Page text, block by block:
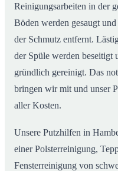
Reinigungsarbeiten in der
Böden werden gesaugt
der Schmutz entfernt.
der Spüle werden beseitigt
gründlich gereinigt. Das
bringen wir mit und unser
aller Kosten.
Unsere Putzhilfen in
einer Polsterreinigung,
Fensterreinigung von